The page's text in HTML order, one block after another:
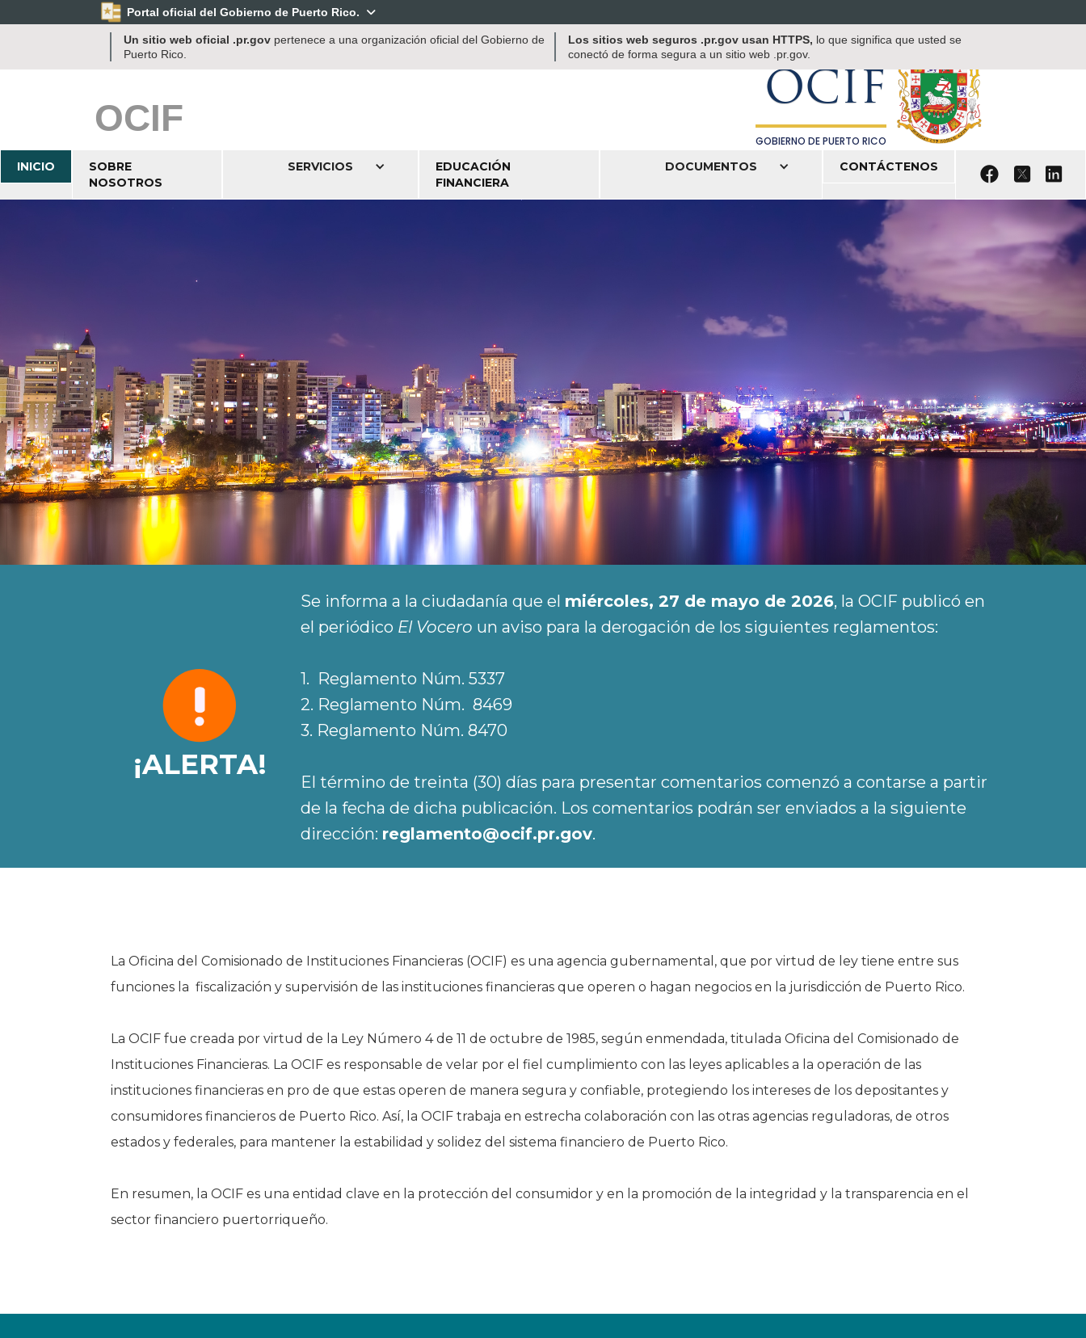
Portal oficial del Gobierno de Puerto Rico. 
Un sitio web oficial .pr.gov pertenece a una organización oficial del Gobierno de
Puerto Rico.
Los sitios web seguros .pr.gov usan HTTPS, lo que significa que usted se
conectó de forma segura a un sitio web .pr.gov.
OCIF
OFICINA DEL COMISIONADO DE
INSTITUCIONES FINANCIERAS
OCIF
GOBIERNO DE PUERTO RICO
INICIO
SOBRE
NOSOTROS
SERVICIOS
EDUCACIÓN
FINANCIERA
DOCUMENTOS CONTÁCTENOS   
¡ALERTA!
Se informa a la ciudadanía que el miércoles, 27 de mayo de 2026, la OCIF publicó en
el periódico El Vocero un aviso para la derogación de los siguientes reglamentos:
1. Reglamento Núm. 5337
2. Reglamento Núm. 8469
3. Reglamento Núm. 8470
El término de treinta (30) días para presentar comentarios comenzó a contarse a partir
de la fecha de dicha publicación. Los comentarios podrán ser enviados a la siguiente
dirección: reglamento@ocif.pr.gov.
La Oficina del Comisionado de Instituciones Financieras (OCIF) es una agencia gubernamental, que por virtud de ley tiene entre sus
funciones la fiscalización y supervisión de las instituciones financieras que operen o hagan negocios en la jurisdicción de Puerto Rico.
La OCIF fue creada por virtud de la Ley Número 4 de 11 de octubre de 1985, según enmendada, titulada Oficina del Comisionado de
Instituciones Financieras. La OCIF es responsable de velar por el fiel cumplimiento con las leyes aplicables a la operación de las
instituciones financieras en pro de que estas operen de manera segura y confiable, protegiendo los intereses de los depositantes y
consumidores financieros de Puerto Rico. Así, la OCIF trabaja en estrecha colaboración con las otras agencias reguladoras, de otros
estados y federales, para mantener la estabilidad y solidez del sistema financiero de Puerto Rico.
En resumen, la OCIF es una entidad clave en la protección del consumidor y en la promoción de la integridad y la transparencia en el
sector financiero puertorriqueño.